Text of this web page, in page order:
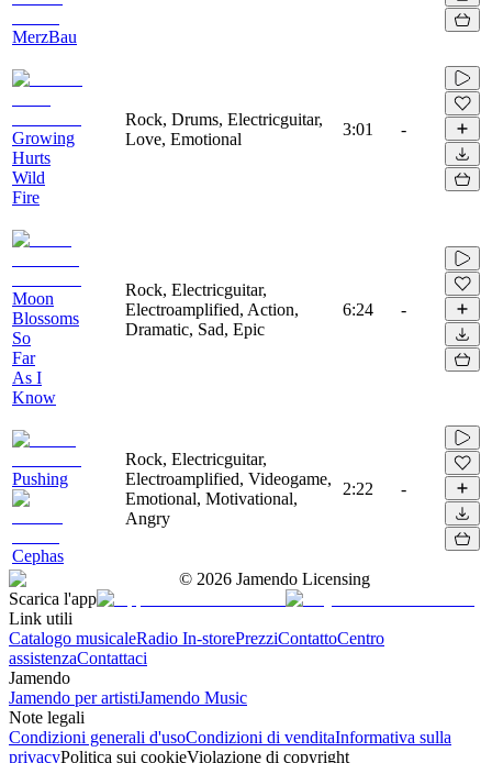
MerzBau
Growing
Hurts
Wild
Fire
Rock, Drums, Electricguitar,
Love, Emotional
3:01 -
Moon
Blossoms
So
Far
As I
Know
Rock, Electricguitar,
Electroamplified, Action,
Dramatic, Sad, Epic
6:24 -
Pushing
Cephas
Rock, Electricguitar,
Electroamplified, Videogame,
Emotional, Motivational,
Angry
2:22 -
© 2026 Jamendo Licensing
Scarica l'app
Link utili
Catalogo musicaleRadio In-storePrezziContattoCentro
assistenzaContattaci
Jamendo
Jamendo per artistiJamendo Music
Note legali
Condizioni generali d'usoCondizioni di venditaInformativa sulla
privacyPolitica sui cookieViolazione di copyright